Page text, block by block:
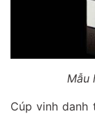
Mẫu
Cúp vinh danh